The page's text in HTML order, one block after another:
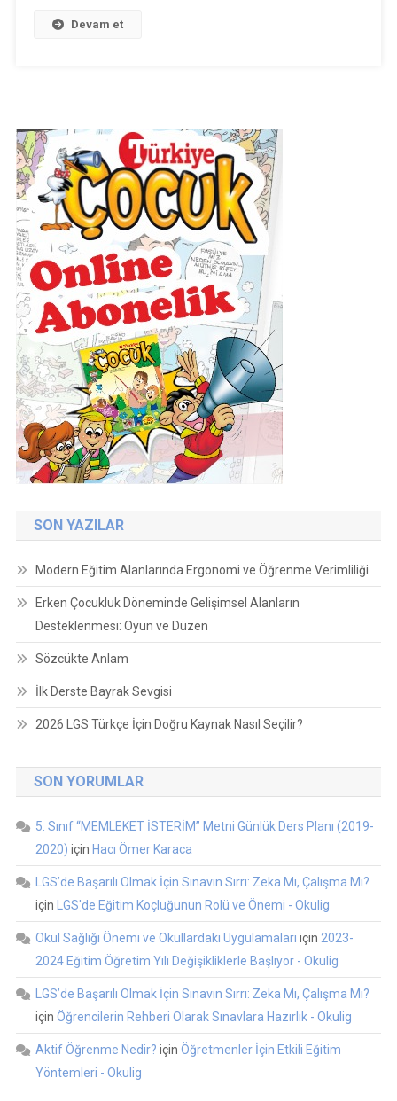
Devam et
SON YAZILAR
Modern Eğitim Alanlarında Ergonomi ve Öğrenme Verimliliği
Erken Çocukluk Döneminde Gelişimsel Alanların
Desteklenmesi: Oyun ve Düzen
Sözcükte Anlam
İlk Derste Bayrak Sevgisi
2026 LGS Türkçe İçin Doğru Kaynak Nasıl Seçilir?
SON YORUMLAR
5. Sınıf “MEMLEKET İSTERİM” Metni Günlük Ders Planı (2019-
2020) için Hacı Ömer Karaca
LGS’de Başarılı Olmak İçin Sınavın Sırrı: Zeka Mı, Çalışma Mı?
için
LGS'de Eğitim Koçluğunun Rolü ve Önemi - Okulig
Okul Sağlığı Önemi ve Okullardaki Uygulamaları için 2023-
2024 Eğitim Öğretim Yılı Değişikliklerle Başlıyor - Okulig
LGS’de Başarılı Olmak İçin Sınavın Sırrı: Zeka Mı, Çalışma Mı?
için Öğrencilerin Rehberi Olarak Sınavlara Hazırlık - Okulig
Aktif Öğrenme Nedir? için Öğretmenler İçin Etkili Eğitim
Yöntemleri - Okulig